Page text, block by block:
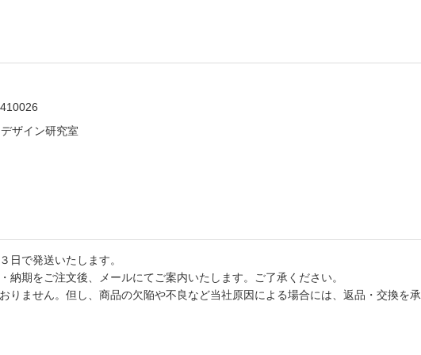
ザイン研究室
日で発送いたします。
納期をご注文後、メールにてご案内いたします。ご了承ください。
りません。但し、商品の欠陥や不良など当社原因による場合には、返品・交換を